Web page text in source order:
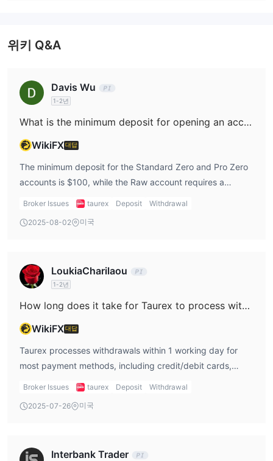
스프레드와 수수료 측면에서 Taurex은 거래자에게 경쟁력 있는 조
스프레드
는 통화 쌍이나 자산의 매수 및 매도 가격 차이를 의미하
며, Taurex은 매우 낮은 스프레드를 제시합니다. 예를 들어,
레드가 매우 낮습니다. 더욱 인상적인 것은 Raw 계좌의 스프레드가
0까지 내려갈 수 있다는 점입니다.
때 거래자는 거래에 대해 수수료를 부과받지 않습니다. 이는 주로 스
프레드 기반의 비용 구조를 선호하는 거래자에게 매력적인 제안입니
다. 그러나 Raw 계좌의 경우, Taurex은 최대 $2.0의 수수료를 부과
하는 수수료 구조를 시행합니다. 이는 슈퍼 저렴한 스프레드를 우선
거래 플랫폼
니다. 이러한 플랫폼은 거래 경험을 향상시키고 특정 요구에 맞게 거
래를 조정하는 데 도움이 됩니다.
MetaTrader 4 (MT4)
성으로 유명합니다. 이를 통해 다양한 강력한 거래 도구에 액세스하
여 거래를 최대한 활용할 수 있습니다.
MetaTrader 5 (MT5)
: MT5는 거래를 더욱 발전시킵니다. 고급 기능
로 MT5는 원클릭 거래를 지원하며 강력한 차트 도구와 기술적 지표
Taurex 앱
: Taurex 앱은 직관적이고 원활하며 비할 데 없는 모바일
위키 Q&A
Davis Wu
1-2년
What is the minimum deposit for opening an account with Taurex?
WikiFX대답
The minimum deposit for the Standard Zero and Pro Zero
accounts is $100, while the Raw account requires a
minimum deposit of $500.
Broker Issues taurex Deposit Withdrawal
2025-08-02 미국
LoukiaCharilaou
1-2년
How long does it take for Taurex to process withdrawals?
WikiFX대답
Taurex processes withdrawals within 1 working day for
most payment methods, including credit/debit cards,
Skrill, NETELLER, and wire transfers.
Broker Issues taurex Deposit Withdrawal
2025-07-26 미국
Interbank Trader